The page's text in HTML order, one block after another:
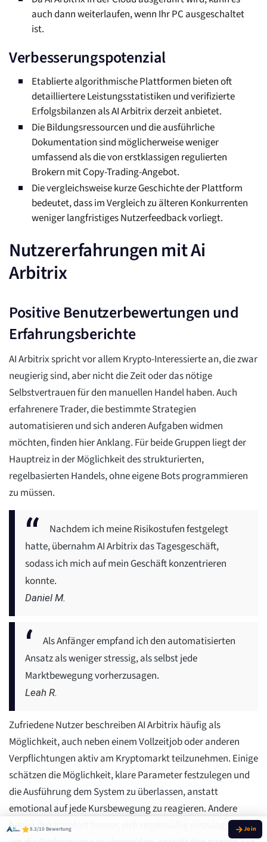
auch dann weiterlaufen, wenn Ihr PC ausgeschaltet
ist.
Verbesserungspotenzial
Etablierte algorithmische Plattformen bieten oft
detailliertere Leistungsstatistiken und verifizierte
Erfolgsbilanzen als AI Arbitrix derzeit anbietet.
Die Bildungsressourcen und die ausführliche
Dokumentation sind möglicherweise weniger
umfassend als die von erstklassigen regulierten
Brokern mit Copy-Trading-Angebot.
Die vergleichsweise kurze Geschichte der Plattform
bedeutet, dass im Vergleich zu älteren Konkurrenten
weniger langfristiges Nutzerfeedback vorliegt.
Nutzererfahrungen mit Ai
Arbitrix
Positive Benutzerbewertungen und
Erfahrungsberichte
AI Arbitrix spricht vor allem Krypto-Interessierte an, die zwar
neugierig sind, aber nicht die Zeit oder das nötige
Selbstvertrauen für den manuellen Handel haben. Auch
erfahrenere Trader, die bestimmte Strategien
automatisieren und sich anderen Aufgaben widmen
möchten, finden hier Anklang. Für beide Gruppen liegt der
Hauptreiz in der Möglichkeit des strukturierten,
regelbasierten Handels, ohne eigene Bots programmieren
zu müssen.
Nachdem ich meine Risikostufen festgelegt
hatte, übernahm AI Arbitrix das Tagesgeschäft,
sodass ich mich auf mein Geschäft konzentrieren
konnte.
Daniel M.
Als Anfänger empfand ich den automatisierten
Ansatz als weniger stressig, als selbst jede
Marktbewegung vorherzusagen.
Leah R.
Zufriedene Nutzer beschreiben AI Arbitrix häufig als
Möglichkeit, auch neben einem Vollzeitjob oder anderen
Verpflichtungen aktiv am Kryptomarkt teilzunehmen. Einige
schätzen die Möglichkeit, klare Parameter festzulegen und
die Ausführung dem System zu überlassen, anstatt
emotional auf jede Kursbewegung zu reagieren. Andere
heben den Komfort hervor, sich regelmäßig einzuloggen,
8.3/10 Bewertung